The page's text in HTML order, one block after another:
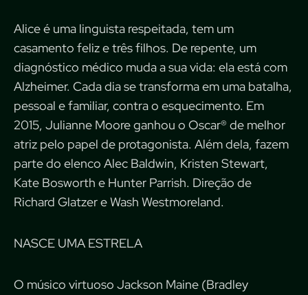
Alice é uma linguista respeitada, tem um
casamento feliz e três filhos. De repente, um
diagnóstico médico muda a sua vida: ela está com
Alzheimer. Cada dia se transforma em uma batalha,
pessoal e familiar, contra o esquecimento. Em
2015, Julianne Moore ganhou o Oscar® de melhor
atriz pelo papel de protagonista. Além dela, fazem
parte do elenco Alec Baldwin, Kristen Stewart,
Kate Bosworth e Hunter Parrish. Direção de
Richard Glatzer e Wash Westmoreland.
NASCE UMA ESTRELA
O músico virtuoso Jackson Maine (Bradley